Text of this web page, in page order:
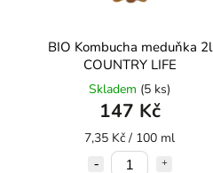
BIO Kombucha meduňka 2l
COUNTRY LIFE
Skladem (5 ks)
147 Kč
7,35 Kč / 100 ml